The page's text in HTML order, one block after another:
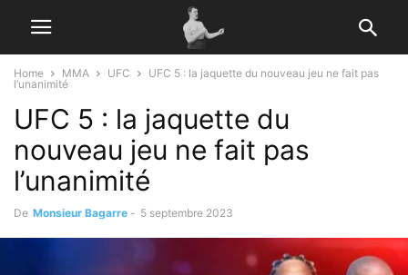
Home MMA UFC
UFC 5 : la jaquette du nouveau jeu ne fait pas
l’unanimité
UFC 5 : la jaquette du
nouveau jeu ne fait pas
l’unanimité
De Monsieur Bagarre - 5 septembre 2023